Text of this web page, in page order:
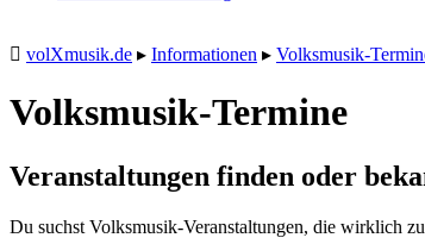
volXmusik.de ▸ Informationen ▸ Volksmusik-
Volksmusik-Termine
Veranstaltungen finden oder
Du suchst Volksmusik-Veranstaltungen, die wirklich